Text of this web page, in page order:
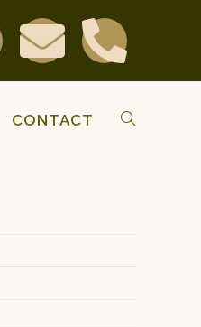
CONTACT